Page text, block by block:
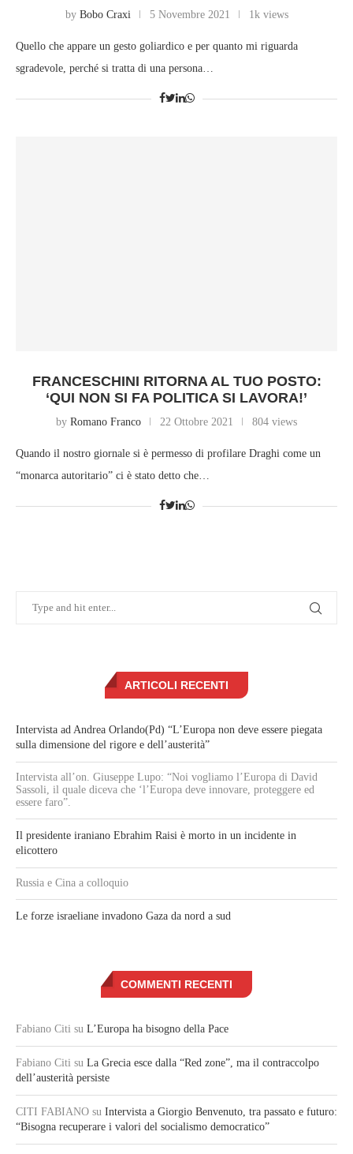
by Bobo Craxi 5 Novembre 2021 1k views
Quello che appare un gesto goliardico e per quanto mi riguarda
sgradevole, perché si tratta di una persona…
FRANCESCHINI RITORNA AL TUO POSTO:
‘QUI NON SI FA POLITICA SI LAVORA!’
by Romano Franco 22 Ottobre 2021 804 views
Quando il nostro giornale si è permesso di profilare Draghi come un
“monarca autoritario” ci è stato detto che…
ARTICOLI RECENTI
Intervista ad Andrea Orlando(Pd) “L’Europa non deve essere piegata
sulla dimensione del rigore e dell’austerità”
Intervista all’on. Giuseppe Lupo: “Noi vogliamo l’Europa di David
Sassoli, il quale diceva che ‘l’Europa deve innovare, proteggere ed
essere faro”.
Il presidente iraniano Ebrahim Raisi è morto in un incidente in
elicottero
Russia e Cina a colloquio
Le forze israeliane invadono Gaza da nord a sud
COMMENTI RECENTI
Fabiano Citi su L’Europa ha bisogno della Pace
Fabiano Citi su La Grecia esce dalla “Red zone”, ma il contraccolpo
dell’austerità persiste
CITI FABIANO su Intervista a Giorgio Benvenuto, tra passato e futuro:
“Bisogna recuperare i valori del socialismo democratico”